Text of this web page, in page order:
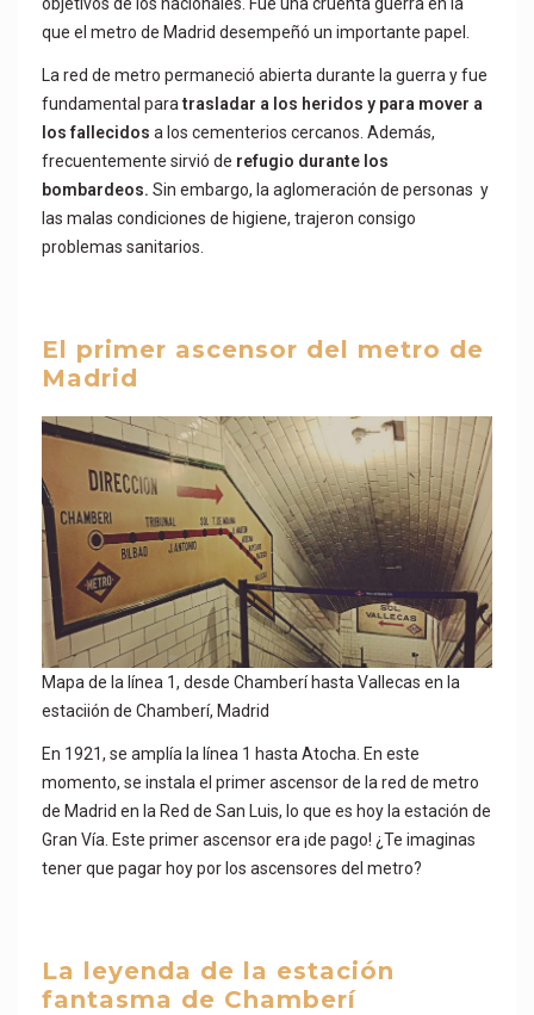
objetivos de los nacionales. Fue una cruenta guerra en la
que el metro de Madrid desempeñó un importante papel.
La red de metro permaneció abierta durante la guerra y fue
fundamental paratrasladar a los heridos y para mover a
los fallecidos a los cementerios cercanos. Además,
frecuentemente sirvió de refugio durante los
bombardeos. Sin embargo, la aglomeración de personas y
las malas condiciones de higiene, trajeron consigo
problemas sanitarios.
El primer ascensor del metro de
Madrid
Mapa de la línea 1, desde Chamberí hasta Vallecas en la
estaciión de Chamberí, Madrid
En 1921, se amplía la línea 1 hasta Atocha. En este
momento, se instala el primer ascensor de la red de metro
de Madrid en la Red de San Luis, lo que es hoy la estación de
Gran Vía. Este primer ascensor era ¡de pago! ¿Te imaginas
tener que pagar hoy por los ascensores del metro?
La leyenda de la estación
fantasma de Chamberí